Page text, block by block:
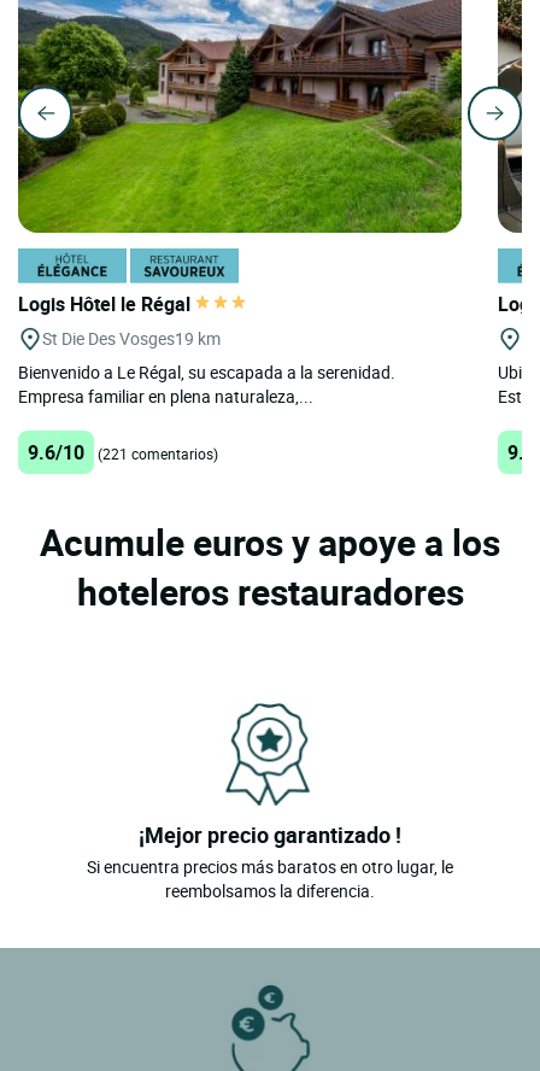
Logis Hôtel le Régal
St Die Des Vosges19 km
Bienvenido a Le Régal, su escapada a la serenidad.
Empresa familiar en plena naturaleza,...
9.6/10 (221 comentarios)
Acumule euros y apoye a los
hoteleros restauradores
¡Mejor precio garantizado !
Si encuentra precios más baratos en otro lugar, le
reembolsamos la diferencia.